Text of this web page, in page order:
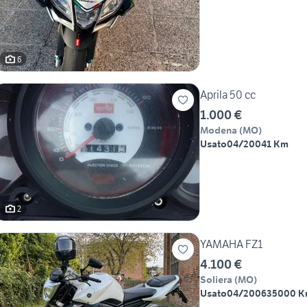
6
2
Aprila 50 cc
1.000 €
Modena (MO)
Usato04/20041 Km
YAMAHA FZ1
4.100 €
Soliera (MO)
Usato04/200635000